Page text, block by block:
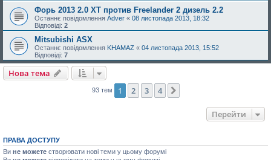
Форь 2013 2.0 ХТ против Freelander 2 дизель 2.2
Останнє повідомлення Adver « 08 листопада 2013, 18:32
Відповіді: 2
Mitsubishi ASX
Останнє повідомлення KHAMAZ « 04 листопада 2013, 15:52
Відповіді: 7
Нова тема
93 тем 1 2 3 4
Перейти
ПРАВА ДОСТУПУ
Ви не можете створювати нові теми у цьому форумі